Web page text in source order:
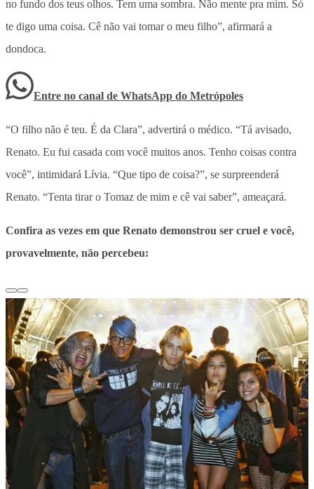
no fundo dos teus olhos. Tem uma sombra. Não mente pra mim. Só
te digo uma coisa. Cê não vai tomar o meu filho”, afirmará a
dondoca.
Entre no canal de WhatsApp do Metrópoles
“O filho não é teu. É da Clara”, advertirá o médico. “Tá avisado,
Renato. Eu fui casada com você muitos anos. Tenho coisas contra
você”, intimidará Lívia. “Que tipo de coisa?”, se surpreenderá
Renato. “Tenta tirar o Tomaz de mim e cê vai saber”, ameaçará.
Confira as vezes em que Renato demonstrou ser cruel e você,
provavelmente, não percebeu: